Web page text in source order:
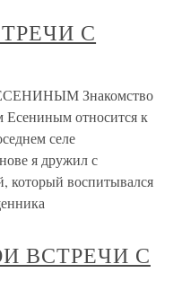
С
Знакомство
Есениным относится к
селе
я дружил с
который воспитывался
ВСТРЕЧИ С